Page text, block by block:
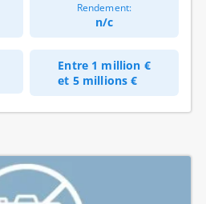
Rendement:
n/c
Entre 1 million €
et 5 millions €